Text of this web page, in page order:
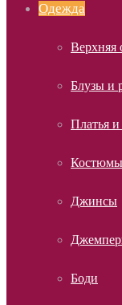
Одежда
Верхняя
Блузы и
Платья
Костюмы
Джинсы
Боди